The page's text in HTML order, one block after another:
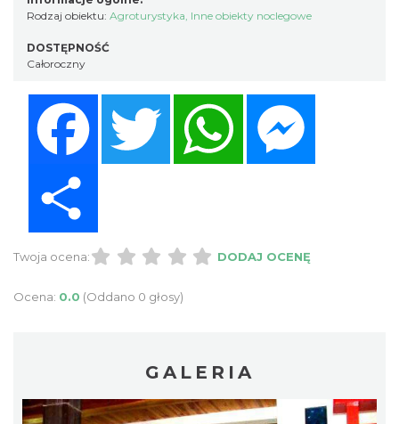
Rodzaj obiektu: Agroturystyka, Inne obiekty noclegowe
DOSTĘPNOŚĆ
Całoroczny
Twitter WhatsApp
Twoja ocena: DODAJ OCENĘ
Ocena: 0.0 (Oddano 0 głosy)
GALERIA